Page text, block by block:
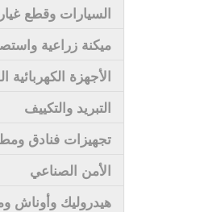
السيارات وقطع
ميكنة زراعية
الأجهزة الكهربائية
التبريد والتكييف
تجهيزات فنادق
الأمن الصناعي
هيدروليك وأوناش